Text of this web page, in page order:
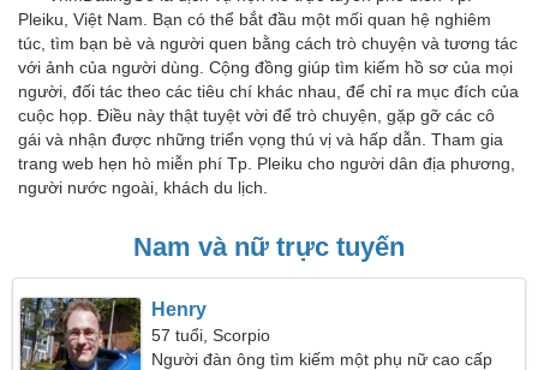
Pleiku, Việt Nam. Bạn có thể bắt đầu một mối quan hệ nghiêm
túc, tìm bạn bè và người quen bằng cách trò chuyện và tương tác
với ảnh của người dùng. Cộng đồng giúp tìm kiếm hồ sơ của mọi
người, đối tác theo các tiêu chí khác nhau, để chỉ ra mục đích của
cuộc họp. Điều này thật tuyệt vời để trò chuyện, gặp gỡ các cô
gái và nhận được những triển vọng thú vị và hấp dẫn. Tham gia
trang web hẹn hò miễn phí Tp. Pleiku cho người dân địa phương,
người nước ngoài, khách du lịch.
Nam và nữ trực tuyến
Henry
57 tuổi, Scorpio
Người đàn ông tìm kiếm một phụ nữ cao cấp